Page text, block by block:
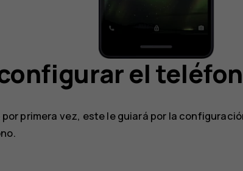
el
primera vez, este le guiará por la